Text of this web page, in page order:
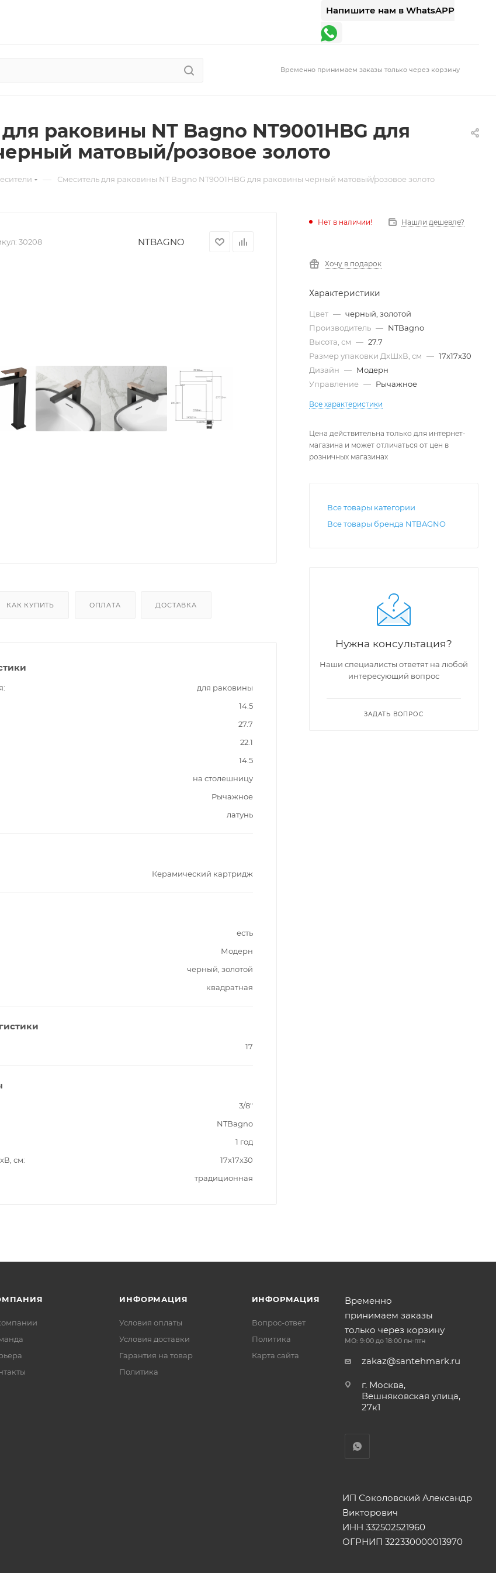
Напишите нам в WhatsAPP
Временно принимаем заказы только через корзину
раковины NT Bagno NT9001HBG для
матовый/розовое золото
— Смеситель для раковины NT Bagno NT9001HBG для раковины черный матовый/розовое золото
30208 NTBAGNO
КАК КУПИТЬ ОПЛАТА ДОСТАВКА
для раковины
14.5
27.7
22.1
14.5
на столешницу
Рычажное
латунь
Керамический картридж
есть
Модерн
черный, золотой
квадратная
17
3/8"
NTBagno
1 год
см
17x17x30
традиционная
Нет в наличии! Нашли дешевле?
Хочу в подарок
Характеристики
Цвет — черный, золотой
Производитель — NTBagno
Высота, см — 27.7
Размер упаковки ДxШxВ, см — 17x17x30
Дизайн — Модерн
Управление — Рычажное
Все характеристики
Цена действительна только для интернет-
магазина и может отличаться от цен в
розничных магазинах
Все товары категории
Все товары бренда NTBAGNO
Нужна консультация?
Наши специалисты ответят на любой
интересующий вопрос
ЗАДАТЬ ВОПРОС
ИНФОРМАЦИЯ
Условия оплаты
Условия доставки
Гарантия на товар
Политика
ИНФОРМАЦИЯ
Вопрос-ответ
Политика
Карта сайта
Временно
принимаем заказы
только через корзину
МО: 9:00 до 18:00 пн-птн
zakaz@santehmark.ru
г. Москва,
Вешняковская улица,
27к1
ИП Соколовский Александр
Викторович
ИНН 332502521960
ОГРНИП 322330000013970